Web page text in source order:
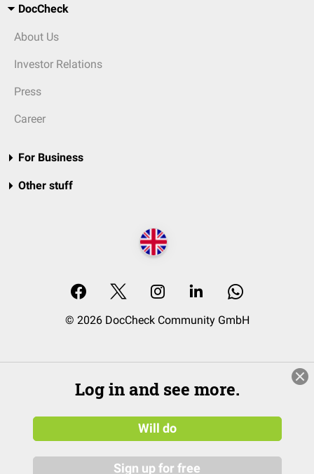
DocCheck
About Us
Investor Relations
Press
Career
For Business
Other stuff
© 2026 DocCheck Community GmbH
Log in and see more.
Will do
Sign up for free